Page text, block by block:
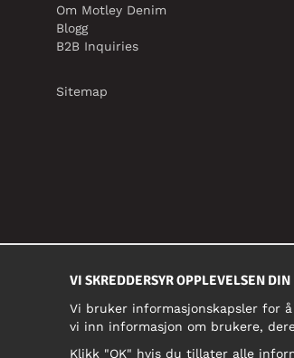
Om Motley Denim
Blogg
B2B Inquiries
Sitemap
VI SKREDDERSYR OPPLEVELSEN DIN
Vi bruker informasjonskapsler for
vi inn informasjon om brukere,
Klikk "OK" hvis du tillater alle